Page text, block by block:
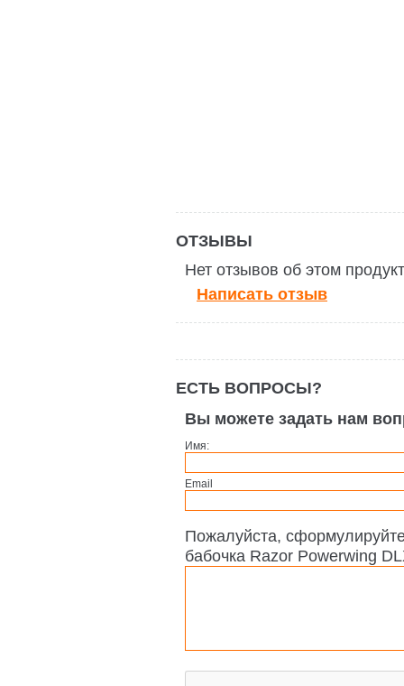
ОТЗЫВЫ
Нет отзывов об этом
Написать отзыв
ЕСТЬ ВОПРОСЫ?
Вы можете задать нам
Имя:
Email
Пожалуйста,
бабочка Razor Powerwing